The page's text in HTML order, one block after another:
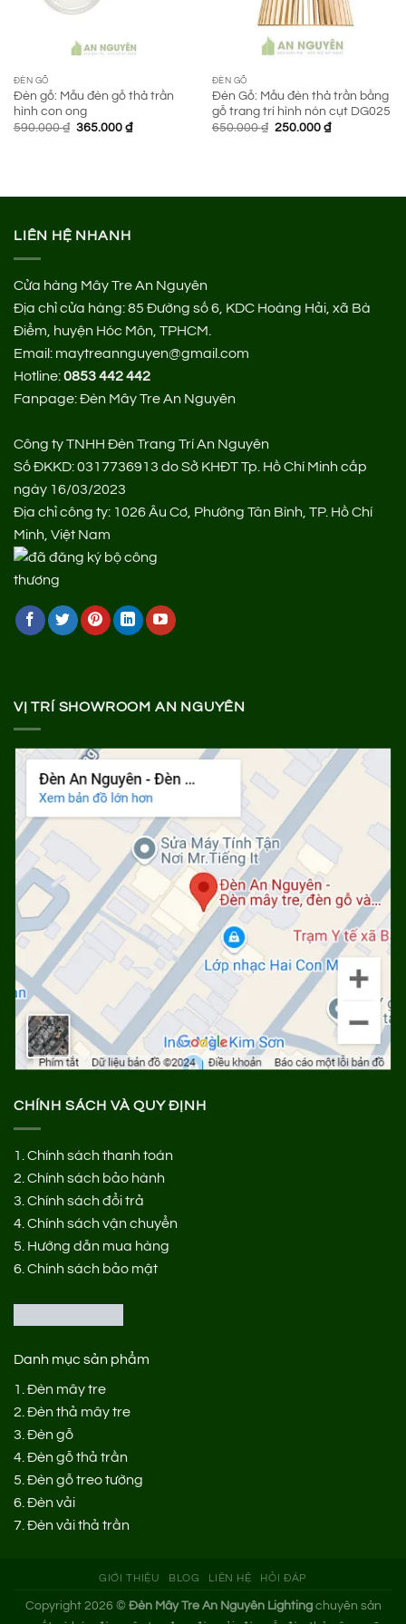
ĐÈN GỖ
Đèn gỗ: Mẫu đèn gỗ thả trần
hình con ong
590.000₫ Giá
365.000 ₫Giá
ĐÈN GỖ
Đèn Gỗ: Mẫu đèn thả trần bằng
gỗ trang trí hình nón cụt DG025
650.000₫ Giá
250.000 ₫Giá
LIÊN HỆ NHANH
Cửa hàng Mây Tre An Nguyên
Địa chỉ cửa hàng:85 Đường số 6, KDC Hoàng Hải, xã Bà
Điểm, huyện Hóc Môn, TPHCM.
Email: maytreannguyen@gmail.com
Hotline:0853 442 442
Fanpage:Đèn Mây Tre An Nguyên
Công ty TNHH Đèn Trang Trí An Nguyên
Số ĐKKD: 0317736913 do Sở KHĐT Tp. Hồ Chí Minh cấp
ngày 16/03/2023
Địa chỉ công ty: 1026 Âu Cơ, Phường Tân Bình, TP. Hồ Chí
Minh, Việt Nam
VỊ TRÍ SHOWROOM AN NGUYÊN
CHÍNH SÁCH VÀ QUY ĐỊNH
1. Chính sách thanh toán
2. Chính sách bảo hành
3. Chính sách đổi trả
4. Chính sách vận chuyển
5. Hướng dẫn mua hàng
6. Chính sách bảo mật
Danh mục sản phẩm
1. Đèn mây tre
2. Đèn thả mây tre
3. Đèn gỗ
4. Đèn gỗ thả trần
5. Đèn gỗ treo tường
6. Đèn vải
7. Đèn vải thả trần
GIỚI THIỆU BLOG LIÊN HỆ HỎI ĐÁP
Copyright 2026 © Đèn Mây Tre An Nguyên Lightingchuyên sản